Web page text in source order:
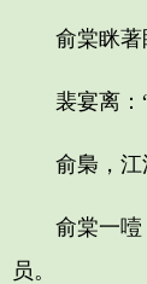
俞棠眯著
裴宴离：
俞梟，
俞棠一
员。